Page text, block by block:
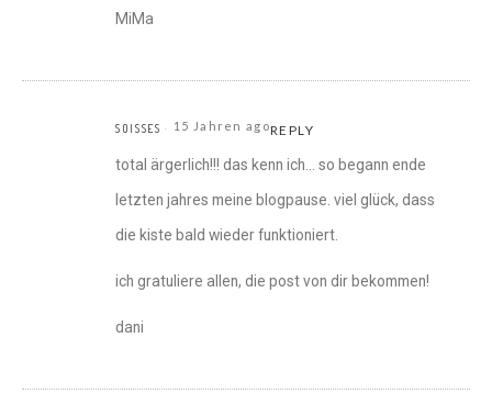
MiMa
SOISSES 15 Jahren agoREPLY
total ärgerlich!!! das kenn ich… so begann ende
letzten jahres meine blogpause. viel glück, dass
die kiste bald wieder funktioniert.
ich gratuliere allen, die post von dir bekommen!
dani